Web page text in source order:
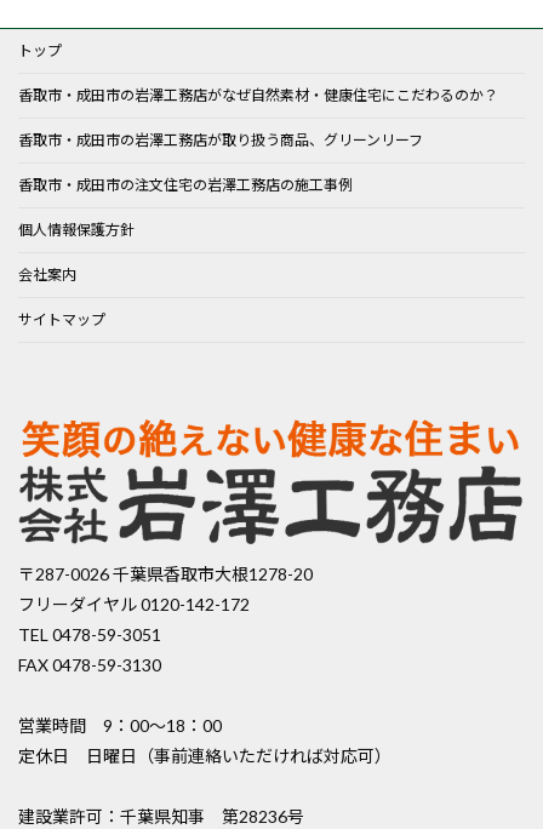
トップ
香取市・成田市の岩澤工務店がなぜ自然素材・健康住宅にこだわるのか？
香取市・成田市の岩澤工務店が取り扱う商品、グリーンリーフ
香取市・成田市の注文住宅の岩澤工務店の施工事例
個人情報保護方針
会社案内
サイトマップ
〒287-0026 千葉県香取市大根1278-20
フリーダイヤル 0120-142-172
TEL 0478-59-3051
FAX 0478-59-3130
営業時間 9：00〜18：00
定休日 日曜日（事前連絡いただければ対応可）
建設業許可：千葉県知事 第28236号